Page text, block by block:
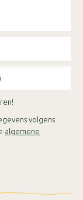
volgens
algemene